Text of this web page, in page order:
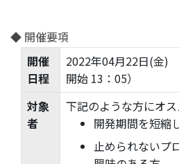
◆ 開催要項
開催
日程
2022年04月22日(金
開始 13：05）
対象
者
下記のような方にオ
開発期間を短縮
止められないプ